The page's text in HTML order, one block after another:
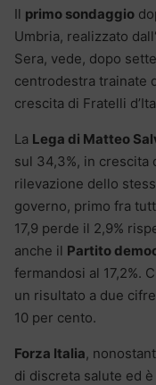
Il primo sondaggio
Umbria, realizzato dall
Sera, vede, dopo
centrodestra trainate
crescita di Fratelli
La Lega di Matteo
sul 34,3%, in crescita
rilevazione dello
governo, primo fra
17,9 perde il 2,9%
anche il Partito
fermandosi al 17,2%.
un risultato a due
10 per cento.
Forza Italia,
di discreta salute ed è